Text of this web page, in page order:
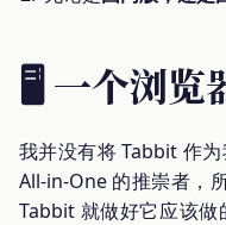
🖥 一个浏览
我并没有将 Tabbit 作
All-in-One 的推崇者，
Tabbit 就做好它应该做